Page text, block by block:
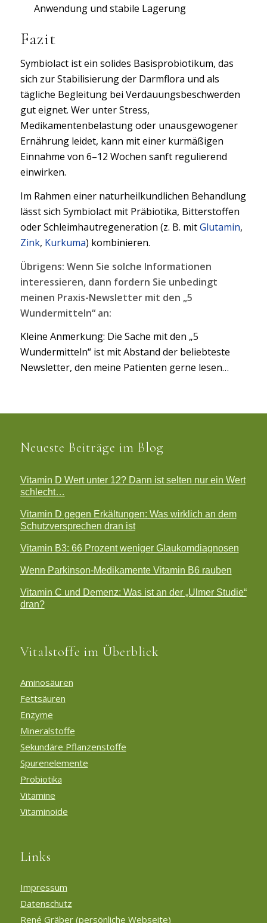
Anwendung und stabile Lagerung
Fazit
Symbiolact ist ein solides Basisprobiotikum, das
sich zur Stabilisierung der Darmflora und als
tägliche Begleitung bei Verdauungsbeschwerden
gut eignet. Wer unter Stress,
Medikamentenbelastung oder unausgewogener
Ernährung leidet, kann mit einer kurmäßigen
Einnahme von 6–12 Wochen sanft regulierend
einwirken.
Im Rahmen einer naturheilkundlichen Behandlung
lässt sich Symbiolact mit Präbiotika, Bitterstoffen
oder Schleimhautregeneration (z. B. mitGlutamin,
Zink, Kurkuma) kombinieren.
Übrigens: Wenn Sie solche Informationen
interessieren, dann fordern Sie unbedingt
meinen Praxis-Newsletter mit den „5
Wundermitteln“ an:
Kleine Anmerkung: Die Sache mit den „5
Wundermitteln“ ist mit Abstand der beliebteste
Newsletter, den meine Patienten gerne lesen…
Neueste Beiträge im Blog
Vitamin D Wert unter 12? Dann ist selten nur ein Wert
schlecht…
Vitamin D gegen Erkältungen: Was wirklich an dem
Schutzversprechen dran ist
Vitamin B3: 66 Prozent weniger Glaukomdiagnosen
Wenn Parkinson-Medikamente Vitamin B6 rauben
Vitamin C und Demenz: Was ist an der „Ulmer Studie“
dran?
Vitalstoffe im Überblick
Aminosäuren
Fettsäuren
Enzyme
Mineralstoffe
Sekundäre Pflanzenstoffe
Spurenelemente
Probiotika
Vitamine
Vitaminoide
Links
Impressum
Datenschutz
René Gräber (persönliche Webseite)